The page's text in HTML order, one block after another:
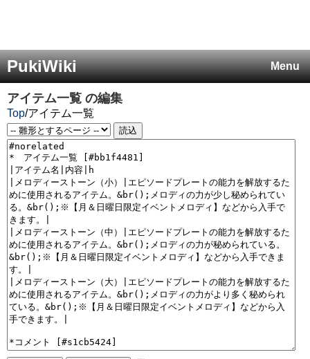
Menu
PukiWiki
アイテム一覧 の編集
Top/アイテム一覧